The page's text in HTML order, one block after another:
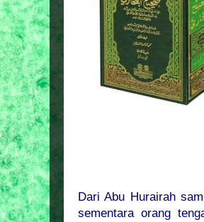
Dari Abu Hurairah
sementara orang